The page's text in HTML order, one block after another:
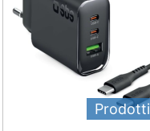
Prodotti